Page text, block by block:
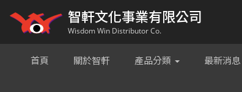
智軒文化事業有限公司
Wisdom Win Distributor Co.
首頁 關於智軒 產品分類 最新消息